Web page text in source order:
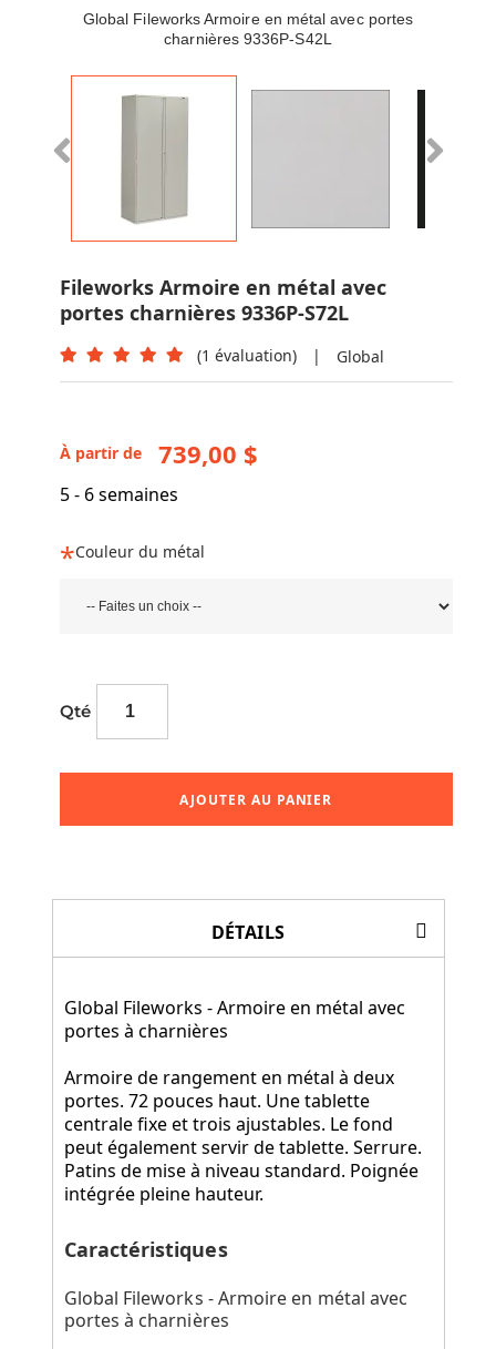
Global Fileworks Armoire en métal avec portes
charnières 9336P-S42L
Fileworks Armoire en métal avec
portes charnières 9336P-S72L
(1 évaluation) | Global
À partir de 739,00 $
5 - 6 semaines
Couleur du métal
Qté
AJOUTER AU PANIER
DÉTAILS
Global Fileworks - Armoire en métal avec
portes à charnières
Armoire de rangement en métal à deux
portes. 72 pouces haut. Une tablette
centrale fixe et trois ajustables. Le fond
peut également servir de tablette. Serrure.
Patins de mise à niveau standard. Poignée
intégrée pleine hauteur.
Caractéristiques
Global Fileworks - Armoire en métal avec
portes à charnières